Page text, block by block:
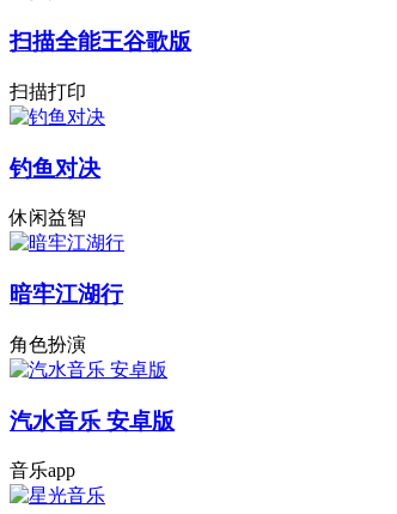
扫描全能王谷歌版
扫描打印
钓鱼对决
休闲益智
暗牢江湖行
角色扮演
汽水音乐 安卓版
音乐app